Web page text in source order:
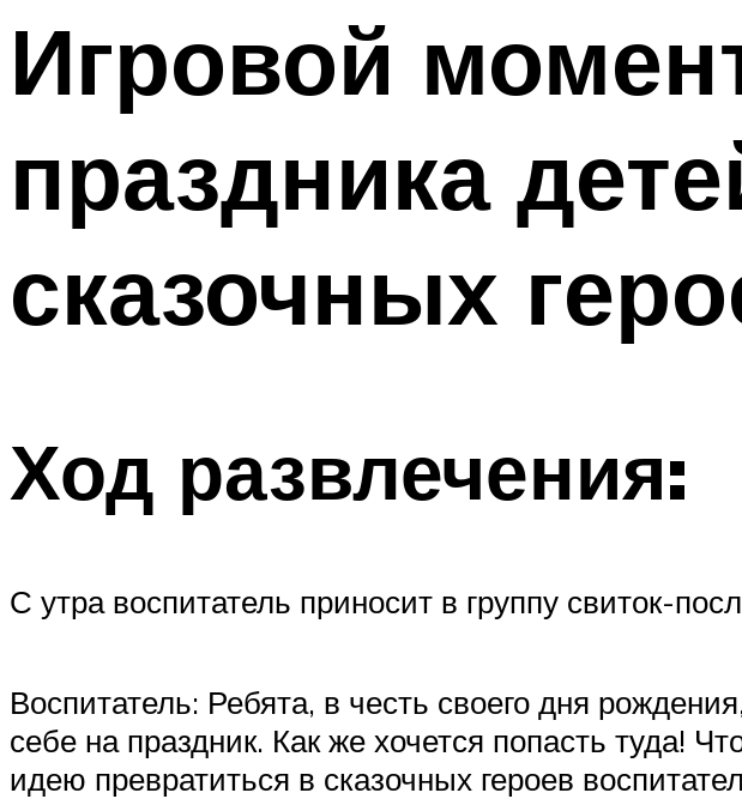
Игровой
праздника
сказочных
Ход развлечения:
С утра воспитатель приносит в группу свиток-
Воспитатель: Ребята, в честь своего дня
себе на праздник. Как же хочется попасть туда!
идею превратиться в сказочных героев